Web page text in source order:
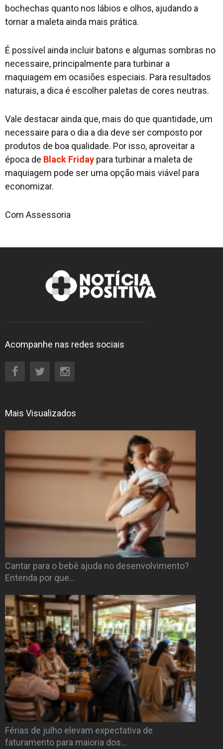
bochechas quanto nos lábios e olhos, ajudando a
tornar a maleta ainda mais prática.
É possível ainda incluir batons e algumas sombras no
necessaire, principalmente para turbinar a
maquiagem em ocasiões especiais. Para resultados
naturais, a dica é escolher paletas de cores neutras.
Vale destacar ainda que, mais do que quantidade, um
necessaire para o dia a dia deve ser composto por
produtos de boa qualidade. Por isso, aproveitar a
época de Black Friday para turbinar a maleta de
maquiagem pode ser uma opção mais viável para
economizar.
Com Assessoria
Acompanhe nas redes sociais
Mais Visualizados
Cantar para o bebê ajuda no desenvolvimento?
Entenda por que…
Férias de julho elevam expectativa de
faturamento para maioria dos…